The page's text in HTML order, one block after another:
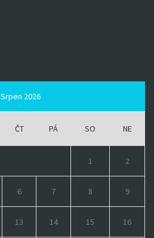
Srpen 2026
ČT PÁ SO NE
1 2
6 7 8 9
13 14 15 16